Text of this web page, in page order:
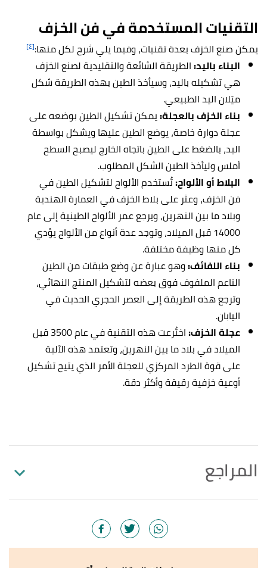
التقنيات المستخدمة في فن الخزف
يمكن صنع الخزف بعدة تقنيات، وفيما يلي شرح لكل منها:[٤]
البناء باليد:الطريقة الشائعة والتقليدية لصنع الخزف
هي تشكيله باليد، وسيأخذ الطين بهذه الطريقة شكل
ميَلان اليد الطبيعي.
بناء الخزف بالعجلة:يمكن تشكيل الطين بوضعه على
عجلة دوارة خاصة، يوضع الطين عليها ويشكل بواسطة
اليد، بالضغط على الطين باتجاه الخارج ليصبح السطح
أملس وليأخذ الطين الشكل المطلوب.
البلاط أو الألواح:تُستخدم الألواح لتشكيل الطين في
فن الخزف، وعثر على بلاط الخزف في العمارة الهندية
وبلاد ما بين النهرين، ويرجع عمر الألواح الطينية إلى عام
14000 قبل الميلاد، وتوجد عدة أنواع من الألواح يؤدي
كل منها وظيفة مختلفة.
بناء اللفائف:وهو عبارة عن وضع طبقات من الطين
الناعم الملفوف فوق بعضه لتشكيل المنتج النهائي،
وترجع هذه الطريقة إلى العصر الحجري الحديث في
اليابان.
عجلة الخزف:
اختُرعت هذه التقنية في عام 3500 قبل
الميلاد في بلاد ما بين النهرين، وتعتمد هذه الآلية
على قوة الطرد المركزي للعجلة الأمر الذي يتيح تشكيل
أوعية خزفية رقيقة وأكثر دقة.
المراجع
26/10/2021. Edited.
^أبتث"History Of Ceramics"
,kitsa, Retrieved